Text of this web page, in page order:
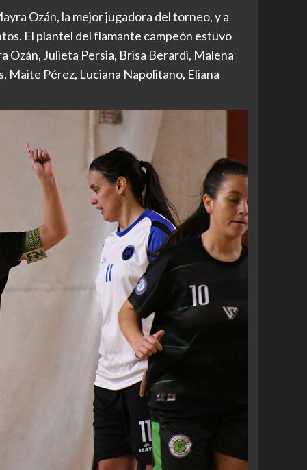
Ozán, la mejor jugadora del torneo, y a
El plantel del flamante campeón estuvo
Ozán, Julieta Persia, Brisa Berardi, Malena
Maite Pérez, Luciana Napolitano, Eliana